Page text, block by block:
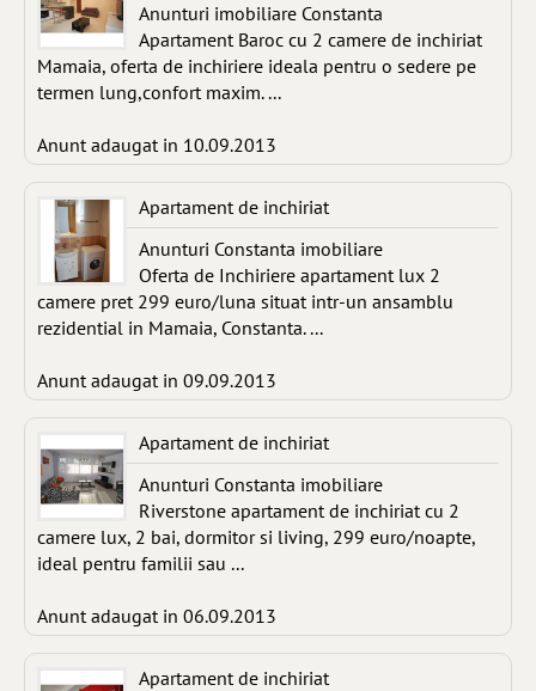
Anunturi imobiliare Constanta
Apartament Baroc cu 2 camere de inchiriat
Mamaia, oferta de inchiriere ideala pentru o sedere pe
termen lung,confort maxim. ...
Anunt adaugat in 10.09.2013
Apartament de inchiriat
Anunturi Constanta imobiliare
Oferta de Inchiriere apartament lux 2
camere pret 299 euro/luna situat intr-un ansamblu
rezidential in Mamaia, Constanta. ...
Anunt adaugat in 09.09.2013
Apartament de inchiriat
Anunturi Constanta imobiliare
Riverstone apartament de inchiriat cu 2
camere lux, 2 bai, dormitor si living, 299 euro/noapte,
ideal pentru familii sau ...
Anunt adaugat in 06.09.2013
Apartament de inchiriat